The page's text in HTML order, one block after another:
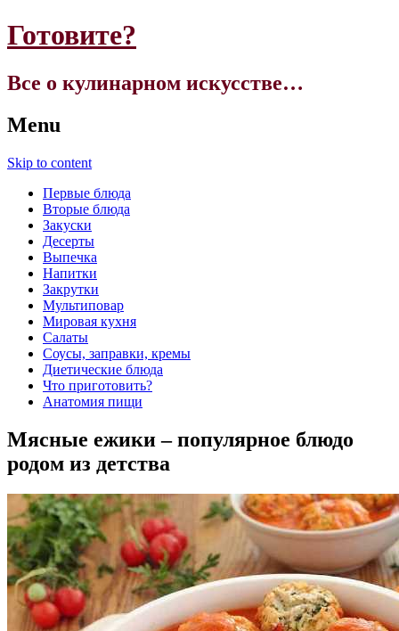
Готовите?
Все о кулинарном искусстве…
Menu
Skip to content
Первые блюда
Вторые блюда
Закуски
Десерты
Выпечка
Напитки
Закрутки
Мультиповар
Мировая кухня
Салаты
Соусы, заправки, кремы
Диетические блюда
Что приготовить?
Анатомия пищи
Мясные ежики – популярное блюдо
родом из детства